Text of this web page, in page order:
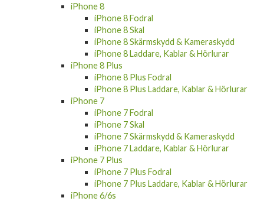
iPhone 8
iPhone 8 Fodral
iPhone 8 Skal
iPhone 8 Skärmskydd & Kameraskydd
iPhone 8 Laddare, Kablar & Hörlurar
iPhone 8 Plus
iPhone 8 Plus Fodral
iPhone 8 Plus Laddare, Kablar & Hörlurar
iPhone 7
iPhone 7 Fodral
iPhone 7 Skal
iPhone 7 Skärmskydd & Kameraskydd
iPhone 7 Laddare, Kablar & Hörlurar
iPhone 7 Plus
iPhone 7 Plus Fodral
iPhone 7 Plus Laddare, Kablar & Hörlurar
iPhone 6/6s